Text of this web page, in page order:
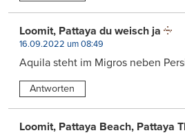
Loomit, Pattaya du weisch ja
16.09.2022 um 08:49
Aquila steht im Migros neben
Antworten
Loomit, Pattaya Beach, Pattaya